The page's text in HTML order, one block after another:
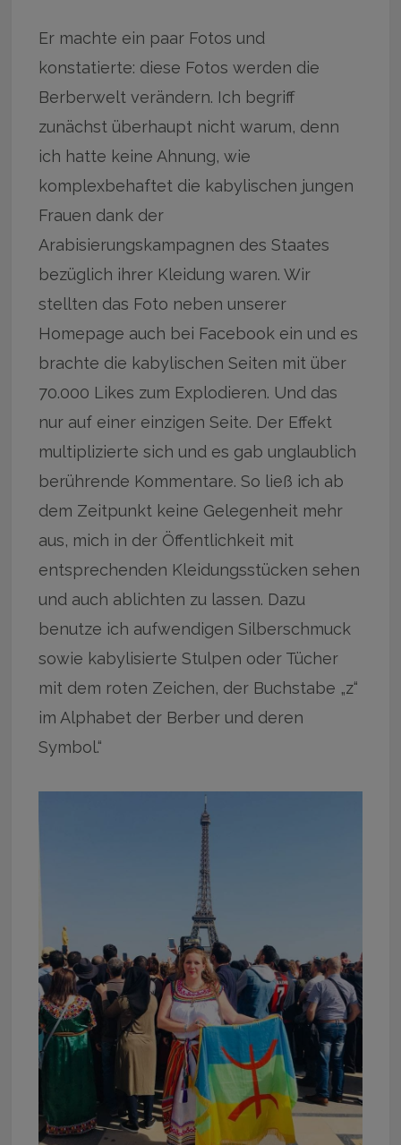
Er machte ein paar Fotos und
konstatierte: diese Fotos werden die
Berberwelt verändern. Ich begriff
zunächst überhaupt nicht warum, denn
ich hatte keine Ahnung, wie
komplexbehaftet die kabylischen jungen
Frauen dank der
Arabisierungskampagnen des Staates
bezüglich ihrer Kleidung waren. Wir
stellten das Foto neben unserer
Homepage auch bei Facebook ein und es
brachte die kabylischen Seiten mit über
70.000 Likes zum Explodieren. Und das
nur auf einer einzigen Seite. Der Effekt
multiplizierte sich und es gab unglaublich
berührende Kommentare. So ließ ich ab
dem Zeitpunkt keine Gelegenheit mehr
aus, mich in der Öffentlichkeit mit
entsprechenden Kleidungsstücken sehen
und auch ablichten zu lassen. Dazu
benutze ich aufwendigen Silberschmuck
sowie kabylisierte Stulpen oder Tücher
mit dem roten Zeichen, der Buchstabe „z“
im Alphabet der Berber und deren
Symbol.“